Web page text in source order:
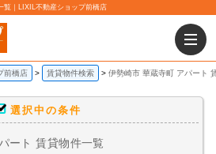
覧｜LIXIL不動産ショップ前橋店
前橋店 賃貸物件検索 伊勢崎市 華蔵寺町 アパート
選択中の条件
ート 賃貸物件一覧